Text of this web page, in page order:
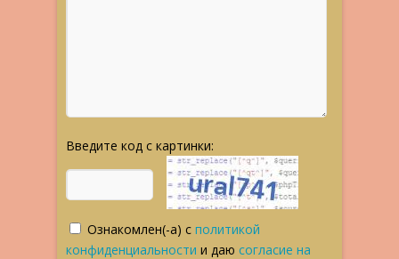
Введите код с картинки:
Ознакомлен(-а) с политикой
конфиденциальности и даю согласие на